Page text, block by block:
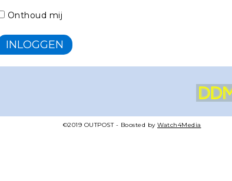
Onthoud mij
©2019 OUTPOST- Boosted by Watch4Media